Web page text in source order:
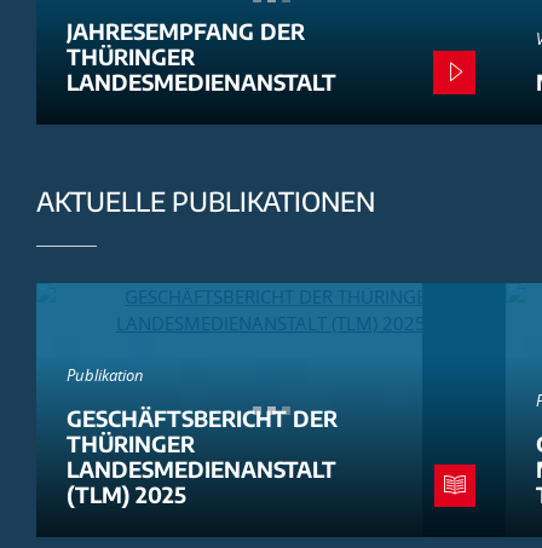
JAHRESEMPFANG DER
THÜRINGER
LANDESMEDIENANSTALT
AKTUELLE PUBLIKATIONEN
Publikation
GESCHÄFTSBERICHT DER
THÜRINGER
LANDESMEDIENANSTALT
(TLM) 2025